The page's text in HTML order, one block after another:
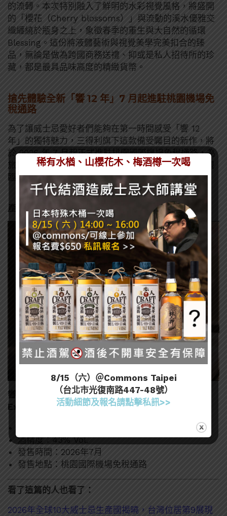
的流轉。本次特別融入了鮮明的水彩視覺風格，將盛開
的「櫻花（Cherry blossoms）」與流動的溪水優雅交
織纏繞於瓶身之上，象徵春季的重生與大自然的循環
Blessing。這份將液體藝術與視覺美學完美扣合的臻
品，無論是做為跨國商務送禮、抑或是私人招待所的珍
藏，都是最具品味高度的精緻貨幣。
搶先體驗全新「響 12 年」7 月起進駐桃園機場免
稅通路
為了讓威士忌愛好者們能夠在第一時間感受「響 12
年」的獨特魅力，三得利旗下這款備受矚目的新作，將
於 2026 年 7 月起正式進駐桃園國際機場免稅通路，為
旅客帶來精緻的品味饗宴。誠摯邀請您在開啟旅程前親
臨現場，體驗在全球免稅通路掀起的美學風暴酒款。
產品資訊：
響 12 年日本威士忌免稅機場限定版（Travel
Exclusive）
酒精度：43% Vol.
發售時間：2026年7月
發售地點：桃園國際機場免稅通路
看了這篇的人也看了：
2026年全球10大威士忌生產國揭曉，台灣位居第9展現
稀有水楢、山櫻花木、梅酒樽一次喝
8/15（六）＠Commons Taipei
（台北市光復南路447-48號）
活動細節及報名請點擊私訊>>